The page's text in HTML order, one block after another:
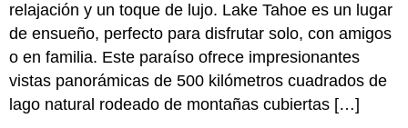
relajación y un toque de lujo. Lake Tahoe es un lugar
de ensueño, perfecto para disfrutar solo, con amigos
o en familia. Este paraíso ofrece impresionantes
vistas panorámicas de 500 kilómetros cuadrados de
lago natural rodeado de montañas cubiertas […]